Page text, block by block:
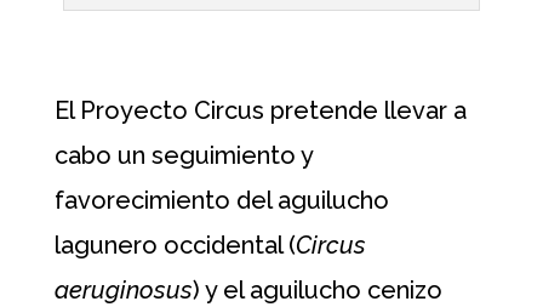
El Proyecto Circus pretende llevar a
cabo un seguimiento y
favorecimiento del aguilucho
lagunero occidental (Circus
aeruginosus) y el aguilucho cenizo